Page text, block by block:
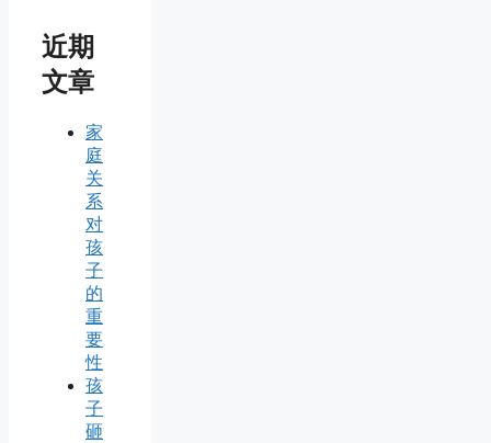
近期
文章
家
庭
关
系
对
孩
子
的
重
要
性
孩
子
砸